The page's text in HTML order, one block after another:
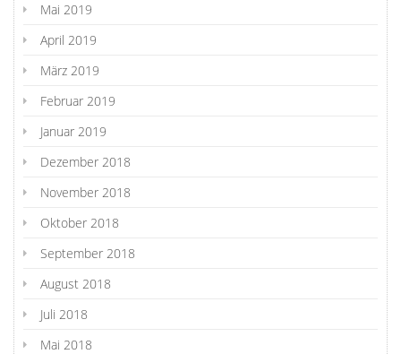
Mai 2019
April 2019
März 2019
Februar 2019
Januar 2019
Dezember 2018
November 2018
Oktober 2018
September 2018
August 2018
Juli 2018
Mai 2018